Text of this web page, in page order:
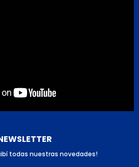
todas nuestras novedades!